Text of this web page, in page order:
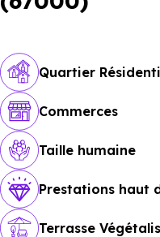
Quartier
Commerces
Taille humaine
Prestations haut
Terrasse